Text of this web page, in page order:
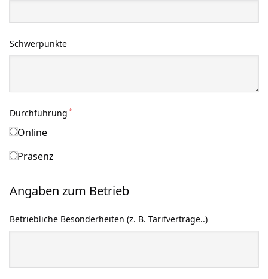
Schwerpunkte
Durchführung *
Online
Präsenz
Angaben zum Betrieb
Betriebliche Besonderheiten (z. B. Tarifverträge..)